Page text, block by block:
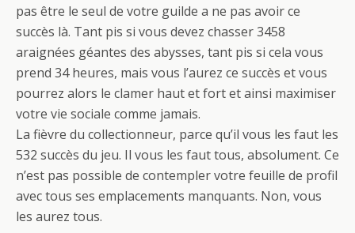
pas être le seul de votre guilde a ne pas avoir ce
succès là. Tant pis si vous devez chasser 3458
araignées géantes des abysses, tant pis si cela vous
prend 34 heures, mais vous l’aurez ce succès et vous
pourrez alors le clamer haut et fort et ainsi maximiser
votre vie sociale comme jamais.
La fièvre du collectionneur, parce qu’il vous les faut les
532 succès du jeu. Il vous les faut tous, absolument. Ce
n’est pas possible de contempler votre feuille de profil
avec tous ses emplacements manquants. Non, vous
les aurez tous.